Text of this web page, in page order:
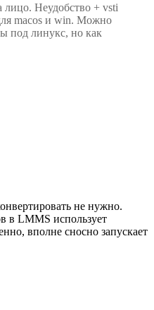
Неудобство + vsti
macos и win. Можно
под линукс, но как
не нужно.
в LMMS использует
вполне сносно запускает